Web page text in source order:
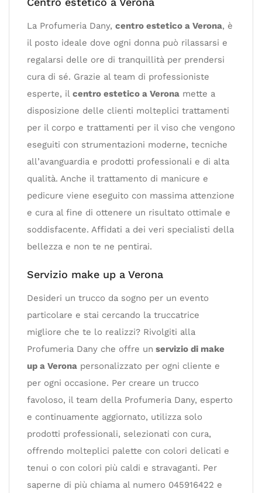
La Profumeria Dany, centro estetico a Verona, è
il posto ideale dove ogni donna può rilassarsi e
regalarsi delle ore di tranquillità per prendersi
cura di sé. Grazie al team di professioniste
esperte, il centro estetico a Verona mette a
disposizione delle clienti molteplici trattamenti
per il corpo e trattamenti per il viso che vengono
eseguiti con strumentazioni moderne, tecniche
all’avanguardia e prodotti professionali e di alta
qualità. Anche il trattamento di manicure e
pedicure viene eseguito con massima attenzione
e cura al fine di ottenere un risultato ottimale e
soddisfacente. Affidati a dei veri specialisti della
bellezza e non te ne pentirai.
Servizio make up a Verona
Desideri un trucco da sogno per un evento
particolare e stai cercando la truccatrice
migliore che te lo realizzi? Rivolgiti alla
Profumeria Dany che offre un servizio di make
up a Verona personalizzato per ogni cliente e
per ogni occasione. Per creare un trucco
favoloso, il team della Profumeria Dany, esperto
e continuamente aggiornato, utilizza solo
prodotti professionali, selezionati con cura,
offrendo molteplici palette con colori delicati e
tenui o con colori più caldi e stravaganti. Per
saperne di più chiama al numero 045916422 e